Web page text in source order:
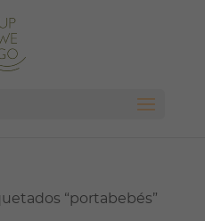
“portabebés”